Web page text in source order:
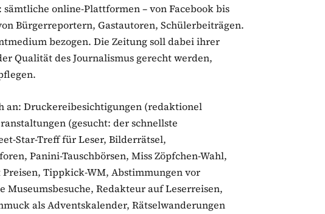
online-Plattformen – von Facebook bis
Bürgerreportern, Gastautoren, Schülerbeiträgen.
bezogen. Die Zeitung soll dabei ihrer
Qualität des Journalismus gerecht werden,
an: Druckereibesichtigungen (redaktionel
(gesucht: der schnellste
Star-Treff für Leser, Bilderrätsel,
Panini-Tauschbörsen, Miss Zöpfchen-Wahl,
Tippkick-WM, Abstimmungen vor
Museumsbesuche, Redakteur auf Leserreisen,
als Adventskalender, Rätselwanderungen